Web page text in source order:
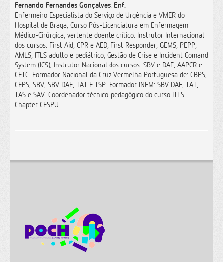
Fernando Fernandes Gonçalves, Enf.
Enfermeiro Especialista do Serviço de Urgência e VMER do
Hospital de Braga; Curso Pós-Licenciatura em Enfermagem
Médico-Cirúrgica, vertente doente crítico. Instrutor Internacional
dos cursos: First Aid, CPR e AED, First Responder, GEMS, PEPP,
AMLS, ITLS adulto e pediátrico, Gestão de Crise e Incident Comand
System (ICS); Instrutor Nacional dos cursos: SBV e DAE, AAPCR e
CETC. Formador Nacional da Cruz Vermelha Portuguesa de: CBPS,
CEPS, SBV, SBV DAE, TAT E TSP. Formador INEM: SBV DAE, TAT,
TAS e SAV. Coordenador técnico-pedagógico do curso ITLS
Chapter CESPU.